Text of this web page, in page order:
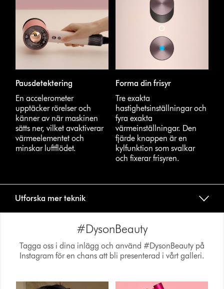
Pausdetektering
En accelerometer
upptäcker rörelser och
känner av när maskinen
sätts ner, vilket avaktiverar
värmeelementet och
minskar luftflödet.
Forma din frisyr
Tre exakta
hastighetsinställningar och
fyra exakta
värmeinställningar. Den
fjärde knappen är en
kylfunktion som svalkar
och fixerar frisyren.
Utforska mer teknik
#DysonBeauty
Tagga oss i dina inlägg och använd #DysonBeauty på
Instagram för en chans att bli presenterad i vårt galleri.